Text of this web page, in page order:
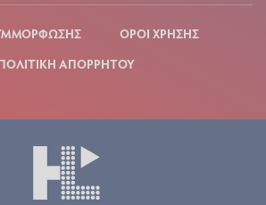
ΟΡΟΙ ΧΡΗΣΗΣ
ΑΠΟΡΡΗΤΟΥ